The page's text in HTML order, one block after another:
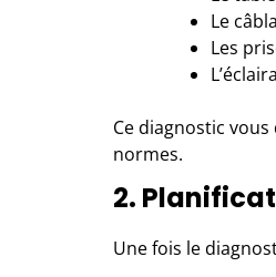
Le
Les
Ce diagnostic
normes.
2.
Une fois le